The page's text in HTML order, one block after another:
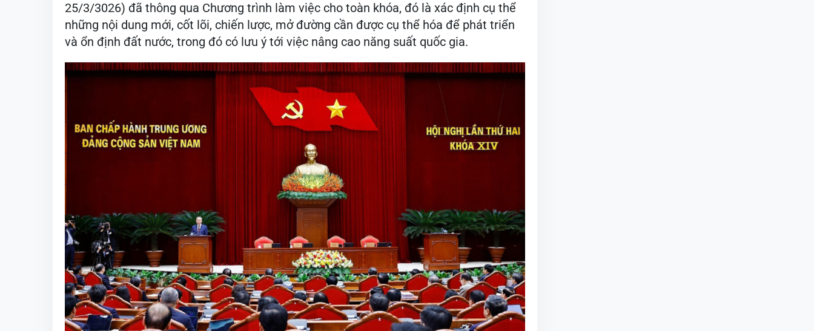
25/3/3026) đã thông qua Chương trình làm việc cho toàn khóa, đó là xác định cụ thể
những nội dung mới, cốt lõi, chiến lược, mở đường cần được cụ thể hóa để phát triển
và ổn định đất nước, trong đó có lưu ý tới việc nâng cao năng suất quốc gia.